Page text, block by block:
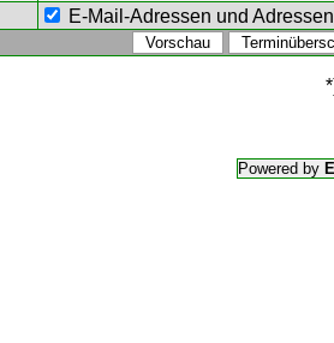
E-Mail-Adressen und
Powered by